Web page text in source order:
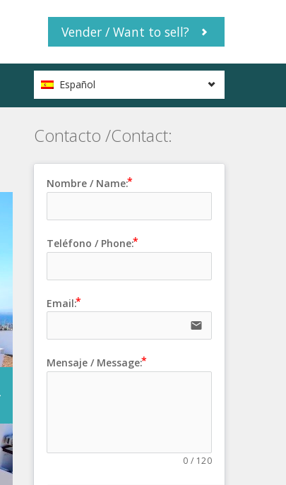
Vender / Want to sell?
Español
Contacto /Contact:
Nombre / Name:
Teléfono / Phone:
Email:
email
Mensaje / Message:
0 / 120